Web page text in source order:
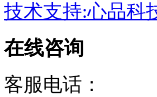
技术支持:心品科
在线咨询
客服电话：